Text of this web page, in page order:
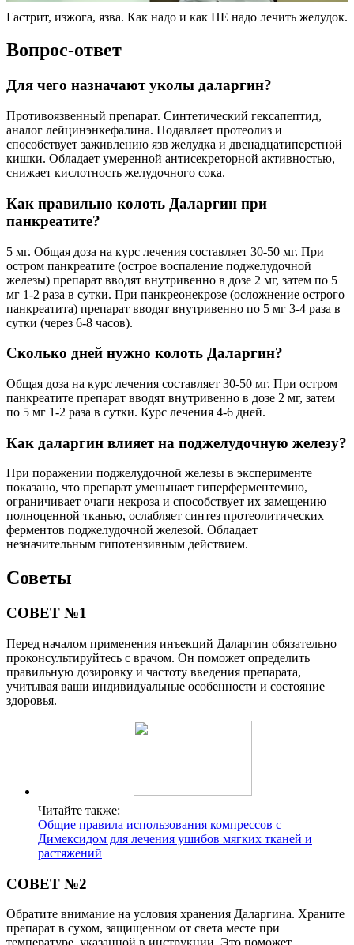
Гастрит, изжога, язва. Как надо и как НЕ надо лечить желудок.
Вопрос-ответ
Для чего назначают уколы даларгин?
Противоязвенный препарат. Синтетический гексапептид,
аналог лейцинэнкефалина. Подавляет протеолиз и
способствует заживлению язв желудка и двенадцатиперстной
кишки. Обладает умеренной антисекреторной активностью,
снижает кислотность желудочного сока.
Как правильно колоть Даларгин при
панкреатите?
5 мг. Общая доза на курс лечения составляет 30-50 мг. При
остром панкреатите (острое воспаление поджелудочной
железы) препарат вводят внутривенно в дозе 2 мг, затем по 5
мг 1-2 раза в сутки. При панкреонекрозе (осложнение острого
панкреатита) препарат вводят внутривенно по 5 мг 3-4 раза в
сутки (через 6-8 часов).
Сколько дней нужно колоть Даларгин?
Общая доза на курс лечения составляет 30-50 мг. При остром
панкреатите препарат вводят внутривенно в дозе 2 мг, затем
по 5 мг 1-2 раза в сутки. Курс лечения 4-6 дней.
Как даларгин влияет на поджелудочную железу?
При поражении поджелудочной железы в эксперименте
показано, что препарат уменьшает гиперферментемию,
ограничивает очаги некроза и способствует их замещению
полноценной тканью, ослабляет синтез протеолитических
ферментов поджелудочной железой. Обладает
незначительным гипотензивным действием.
Советы
СОВЕТ №1
Перед началом применения инъекций Даларгин обязательно
проконсультируйтесь с врачом. Он поможет определить
правильную дозировку и частоту введения препарата,
учитывая ваши индивидуальные особенности и состояние
здоровья.
Читайте также:
Общие правила использования компрессов с
Димексидом для лечения ушибов мягких тканей и
растяжений
СОВЕТ №2
Обратите внимание на условия хранения Даларгина. Храните
препарат в сухом, защищенном от света месте при